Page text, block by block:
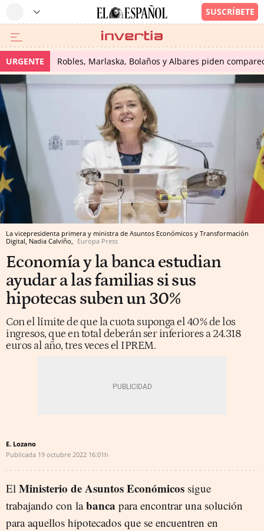
URGENTE Robles, Marlaska, Bolaños y Albares piden
La vicepresidenta primera y ministra de Asuntos Económicos y Transformación
Digital, Nadia Calviño, Europa Press
Economía y la banca estudian
ayudar a las familias si sus
hipotecas suben un 30%
Con el límite de que la cuota suponga el 40% de los
ingresos, que en total deberán ser inferiores a 24.318
euros al año, tres veces el IPREM.
E. Lozano
Publicada 19 octubre 2022 16:01h
El Ministerio de Asuntos Económicos sigue
trabajando con labanca para encontrar una solución
para aquellos hipotecados que se encuentren en